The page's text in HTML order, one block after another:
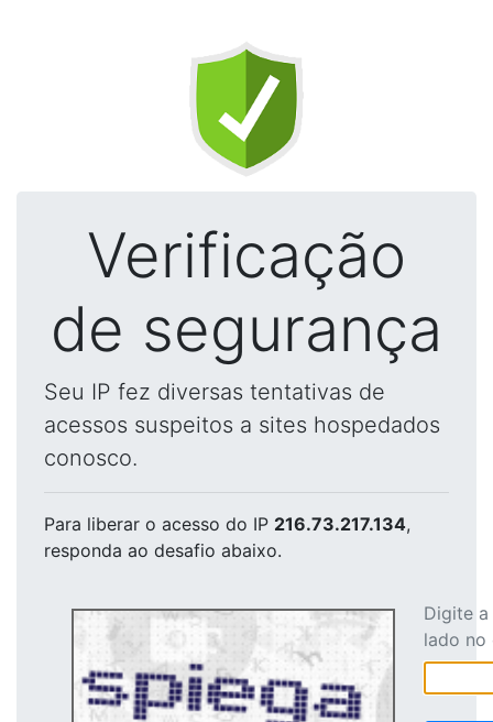
Verificação
de segurança
Seu IP fez diversas tentativas de
acessos suspeitos a sites hospedados
conosco.
Para liberar o acesso do IP 216.73.217.134,
responda ao desafio abaixo.
Digite
lado no